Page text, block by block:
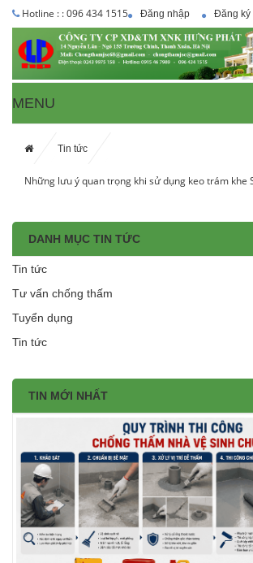
Hotline : : 096 434 1515 Đăng nhập Đăng ký
MENU
Tin tức
Những lưu ý quan trọng khi sử dụng keo trám khe
DANH MỤC TIN TỨC
Tin tức
Tư vấn chống thấm
Tuyển dụng
Tin tức
TIN MỚI NHẤT